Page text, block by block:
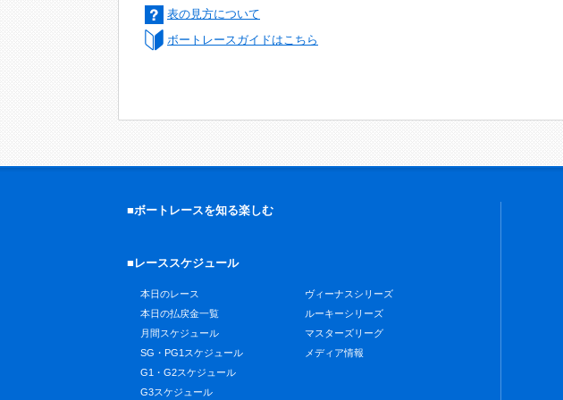
表の見方について
ボートレースガイドはこちら
■ボートレースを知る楽しむ
■レーススケジュール
本日のレース
本日の払戻金一覧
月間スケジュール
SG・PG1スケジュール
G1・G2スケジュール
G3スケジュール
ヴィーナスシリーズ
ルーキーシリーズ
マスターズリーグ
メディア情報